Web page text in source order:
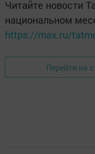
Читайте новости
национальном
https://max.ru/
Перейти на